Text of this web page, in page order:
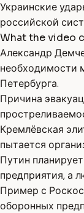
Украинские
российской
What the video
Александр
необходимости
Петербурга.
Причина
Кремлёвская
пытается
Путин
предприятия, а
Пример с
оборонных